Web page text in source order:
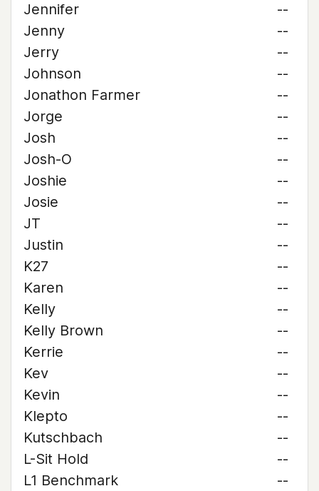
Jennifer
--
Jenny
--
Jerry
--
Johnson
--
Jonathon Farmer
--
Jorge
--
Josh
--
Josh-O
--
Joshie
--
Josie
--
JT
--
Justin
--
K27
--
Karen
--
Kelly
--
Kelly Brown
--
Kerrie
--
Kev
--
Kevin
--
Klepto
--
Kutschbach
--
L-Sit Hold
--
L1 Benchmark
--